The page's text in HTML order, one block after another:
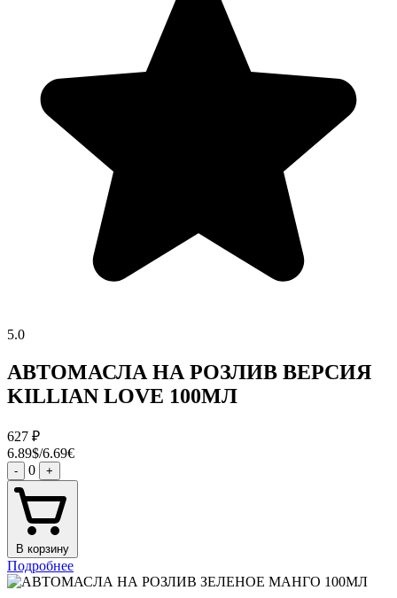
5.0
АВТОМАСЛА НА РОЗЛИВ ВЕРСИЯ
KILLIAN LOVE 100МЛ
627 ₽
6.89$/6.69€
- 0 +
В корзину
Подробнее